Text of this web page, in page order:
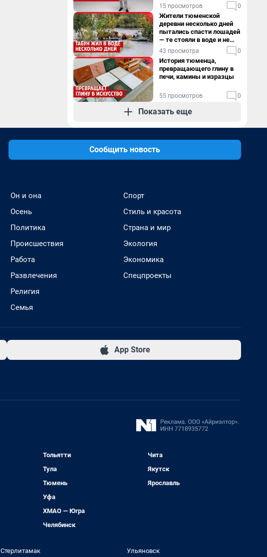
15 просмотров 0
Жители тюменской
деревни несколько дней
пытались спасти лошадей
— те стояли в воде и не
хотели уходить
43 просмотра 0
История тюменца,
превращающего глину в
печи, камины и изразцы
55 просмотров 0
Показать еще
Сообщить новость
Он и она
Осень
Политика
Происшествия
Работа
Развлечения
Религия
Семья
Спорт
Стиль и красота
Страна и мир
Экология
Экономика
Спецпроекты
App Store
Тольятти
Тула
Тюмень
Уфа
ХМАО — Югра
Челябинск
Чита
Якутск
Ярославль
Стерлитамак Ульяновск